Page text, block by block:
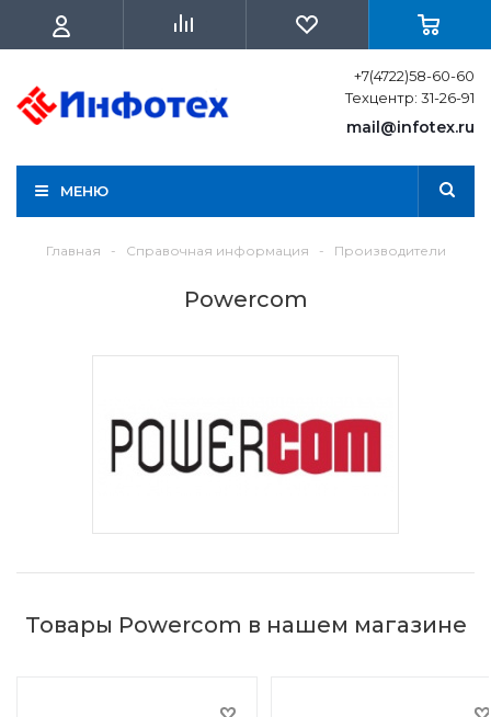
+7(4722)58-60-60
Техцентр: 31-26-91
mail@infotex.ru
МЕНЮ
Главная - Справочная информация - Производители
Powercom
Товары Powercom в нашем магазине